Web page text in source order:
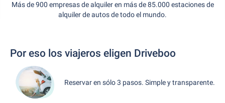
Más de 900 empresas de alquiler en más de 85.000 estaciones de
alquiler de autos de todo el mundo.
Por eso los viajeros eligen Driveboo
Reservar en sólo 3 pasos. Simple y transparente.